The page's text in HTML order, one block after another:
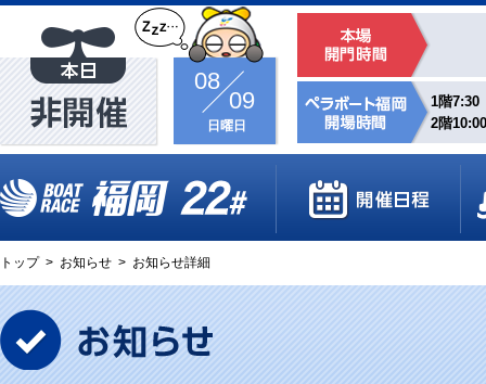
08
09
日曜日
1階7:30
2階10:00
トップ > お知らせ > お知らせ詳細